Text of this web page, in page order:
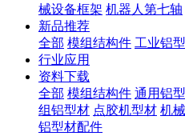
械设备框架 机器人第七轴
新品推荐
全部 模组结构件 工业铝
行业应用
资料下载
全部 模组结构件 通用铝
组铝型材 点胶机型材 机
铝型材配件